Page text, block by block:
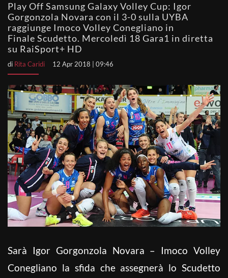
Play Off Samsung Galaxy Volley Cup: Igor
Gorgonzola Novara con il 3-0 sulla UYBA
raggiunge Imoco Volley Conegliano in
Finale Scudetto. Mercoledì 18 Gara1 in diretta
su RaiSport+ HD
di Rita Caridi 12 Apr 2018 | 09:46
Sarà Igor Gorgonzola Novara – Imoco Volley
Conegliano la sfida che assegnerà lo Scudetto